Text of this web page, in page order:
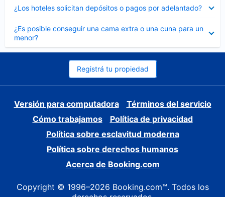
¿Los hoteles solicitan depósitos o pagos por adelantado?
cerrado
¿Es posible conseguir una cama extra o una cuna para un
menor?
cerrado
Registrá tu propiedad
Versión para computadora
Términos del servicio
Cómo trabajamos
Política de privacidad
Política sobre esclavitud moderna
Política sobre derechos humanos
Acerca de Booking.com
Copyright © 1996–2026 Booking.com™. Todos los